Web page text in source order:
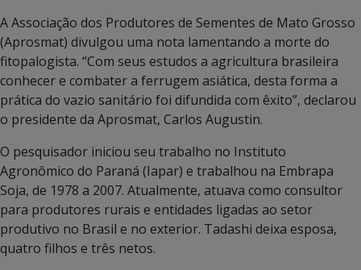
A Associação dos Produtores de Sementes de Mato Grosso
(Aprosmat) divulgou uma nota lamentando a morte do
fitopalogista. “Com seus estudos a agricultura brasileira
conhecer e combater a ferrugem asiática, desta forma a
prática do vazio sanitário foi difundida com êxito”, declarou
o presidente da Aprosmat, Carlos Augustin.
O pesquisador iniciou seu trabalho no Instituto
Agronômico do Paraná (Iapar) e trabalhou na Embrapa
Soja, de 1978 a 2007. Atualmente, atuava como consultor
para produtores rurais e entidades ligadas ao setor
produtivo no Brasil e no exterior. Tadashi deixa esposa,
quatro filhos e três netos.